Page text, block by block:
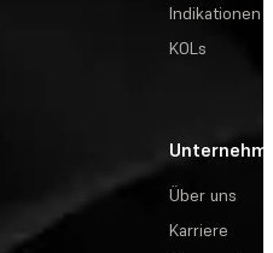
Indikationen
KOLs
Über uns
Karriere